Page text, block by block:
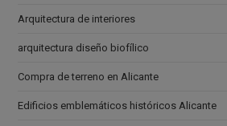
Arquitectura de interiores
arquitectura diseño biofílico
Compra de terreno en Alicante
Edificios emblemáticos históricos Alicante